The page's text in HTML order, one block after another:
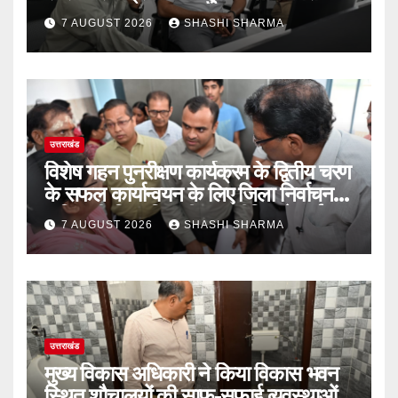
7 AUGUST 2026 SHASHI SHARMA
उत्तराखंड
विशेष गहन पुनरीक्षण कार्यक्रम के द्वितीय चरण
के सफल कार्यान्वयन के लिए जिला निर्वाचन
अधिकारी/जिलाधिकारी मयूर दीक्षित ने कई
बूथों का किया निरीक्षण
7 AUGUST 2026 SHASHI SHARMA
उत्तराखंड
मुख्य विकास अधिकारी ने किया विकास भवन